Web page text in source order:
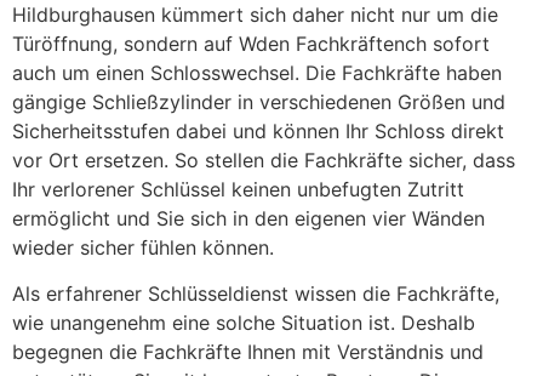
Hildburghausen kümmert sich daher nicht nur um die
Türöffnung, sondern auf Wden Fachkräftench sofort
auch um einen Schlosswechsel. Die Fachkräfte haben
gängige Schließzylinder in verschiedenen Größen und
Sicherheitsstufen dabei und können Ihr Schloss direkt
vor Ort ersetzen. So stellen die Fachkräfte sicher, dass
Ihr verlorener Schlüssel keinen unbefugten Zutritt
ermöglicht und Sie sich in den eigenen vier Wänden
wieder sicher fühlen können.
Als erfahrener Schlüsseldienst wissen die Fachkräfte,
wie unangenehm eine solche Situation ist. Deshalb
begegnen die Fachkräfte Ihnen mit Verständnis und